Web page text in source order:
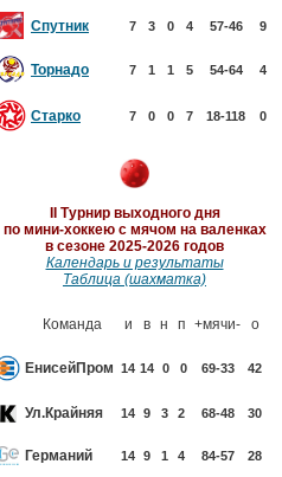
Спутник 7 3 0 4 57-46 9
Торнадо 7 1 1 5 54-64 4
Старко 7 0 0 7 18-118 0
II Турнир выходного дня
по мини-хоккею с мячом на валенках
в сезоне 2025-2026 годов
Календарь и результаты
Таблица (шахматка)
Команда и в н п +мячи- о
ЕнисейПром 14 14 0 0 69-33 42
Ул.Крайняя 14 9 3 2 68-48 30
Германий 14 9 1 4 84-57 28